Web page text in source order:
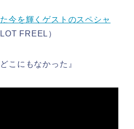
今を輝くゲストのスペシャ
FREEL）
こにもなかった』